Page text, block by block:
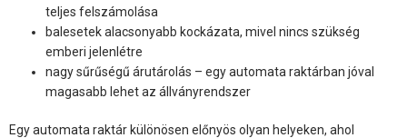
teljes felszámolása
balesetek alacsonyabb kockázata, mivel nincs szükség
emberi jelenlétre
nagy sűrűségű árutárolás – egy automata raktárban jóval
magasabb lehet az állványrendszer
Egy automata raktár különösen előnyös olyan helyeken, ahol